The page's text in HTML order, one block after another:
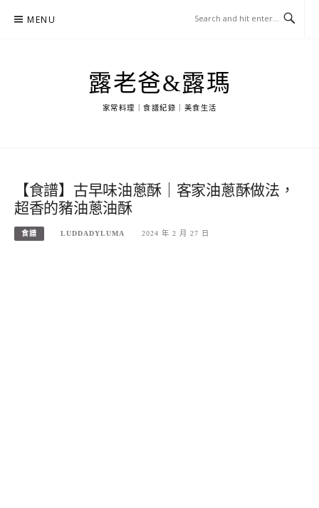
MENU
露老爸&露瑪
家常料理｜食譜紀錄｜美食生活
【食譜】古早味油蔥酥｜客家油蔥酥做法，
超香的豬油蔥油酥
食譜 LUDDADYLUMA 2024 年 2 月 27 日